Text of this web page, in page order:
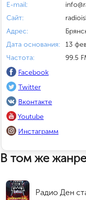
E-mail:
Сайт:
Адрес:
Дата основания:
13
Частота:
99.5
Facebook
Twitter
Вконтакте
Youtube
Инстаграмм
В том же жанре
Радио Ден